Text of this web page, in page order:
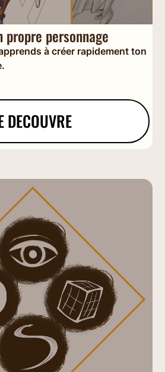
propre personnage
à créer rapidement ton
DECOUVRE